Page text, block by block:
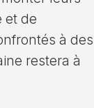
et de
à des
restera à